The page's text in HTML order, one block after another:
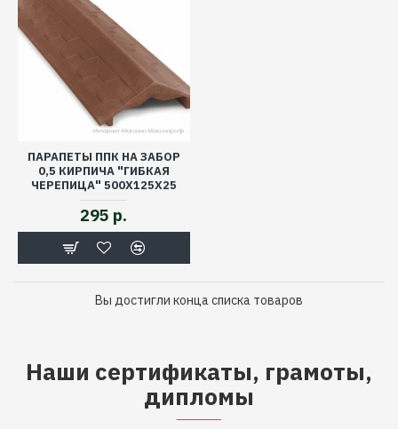
ПАРАПЕТЫ ППК НА ЗАБОР
0,5 КИРПИЧА "ГИБКАЯ
ЧЕРЕПИЦА" 500Х125Х25
295 р.
Вы достигли конца списка товаров
Наши сертификаты, грамоты,
дипломы